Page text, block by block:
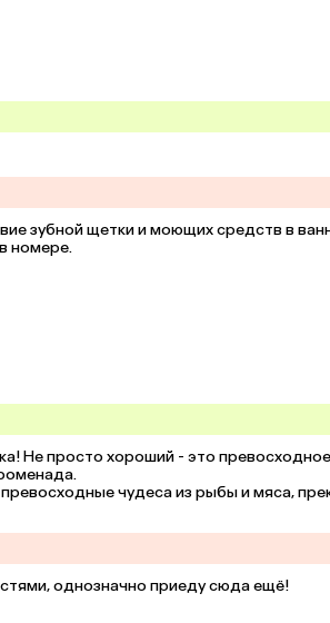
зубной щетки и моющих средств в
номере.
Не просто хороший - это
чудеса из рыбы и мяса,
однозначно приеду сюда ещё!